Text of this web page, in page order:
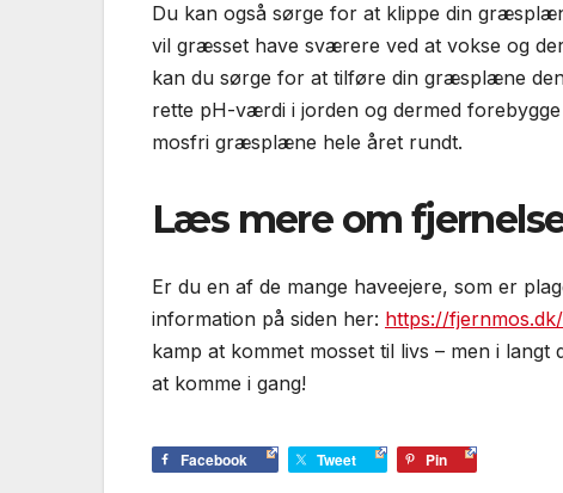
Du kan også sørge for at klippe din
vil græsset have sværere ved at vokse og
kan du sørge for at tilføre din græsplæne
rette pH-værdi i jorden og dermed
mosfri græsplæne hele året rundt.
Læs mere om
Er du en af de mange haveejere, som er
information på siden her: https://
kamp at kommet mosset til livs – men i
at komme i gang!
Facebook Tweet Pin